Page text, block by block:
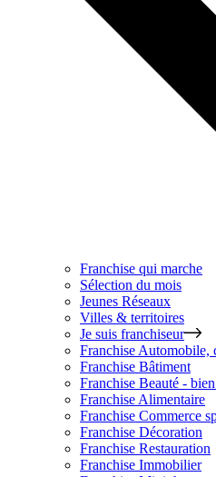
Franchise qui marche
Sélection du mois
Jeunes Réseaux
Villes & territoires
Je suis franchiseur
Franchise Automobile,
Franchise Bâtiment
Franchise Beauté -
Franchise Alimentaire
Franchise Commerce
Franchise Décoration
Franchise Restauration
Franchise Immobilier